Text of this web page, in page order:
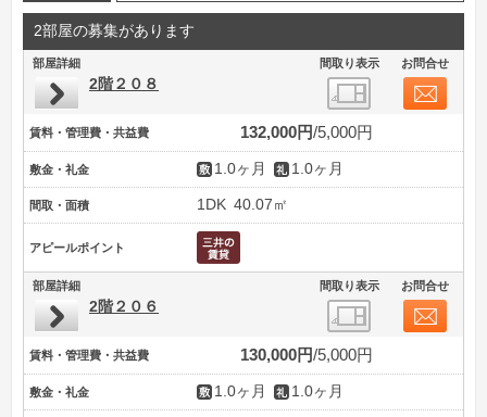
2部屋の募集があります
部屋詳細 間取り表示 お問合せ
2階２０８
賃料・管理費・共益費 132,000円 5,000円
敷金・礼金 1.0ヶ月 1.0ヶ月
間取・面積 1DK 40.07㎡
アピールポイント
部屋詳細 間取り表示 お問合せ
2階２０６
賃料・管理費・共益費 130,000円 5,000円
敷金・礼金 1.0ヶ月 1.0ヶ月